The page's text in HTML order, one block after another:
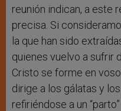
reunión indican, a este
precisa. Si
la que han sido
quienes vuelvo a sufrir
Cristo se forme en
dirige a los gálatas y
refiriéndose a un